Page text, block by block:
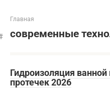
Главная
современные
Гидроизоляция
протечек 2026